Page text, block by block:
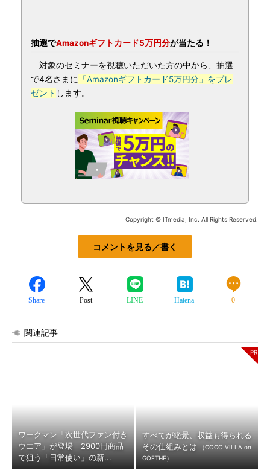
抽選でAmazonギフトカード5万円分が当たる！
対象のセミナーを視聴いただいた方の中から、抽選
で4名さまに
「Amazonギフトカード5万円分」をプレ
ゼント します。
Copyright © ITmedia, Inc. All Rights Reserved.
コメントを見る／書く
Share Post LINE Hatena 0
関連記事
ワークマン「次世代ファン付き
ウエア」が登場 2900円商品
で狙う「日常使い」の新...
すべてが絶景、収益も得られる
その仕組みとは
（COCO VILLA on
GOETHE）